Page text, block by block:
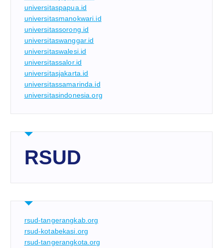
universitaspapua.id
universitasmanokwari.id
universitassorong.id
universitaswanggar.id
universitaswalesi.id
universitassalor.id
universitasjakarta.id
universitassamarinda.id
universitasindonesia.org
RSUD
rsud-tangerangkab.org
rsud-kotabekasi.org
rsud-tangerangkota.org